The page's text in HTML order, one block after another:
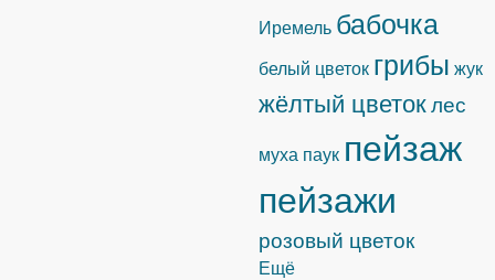
Иремель бабочка
белый цветок грибы жук
жёлтый цветоклес
муха паук пейзаж
пейзажи
розовый цветок
Ещё